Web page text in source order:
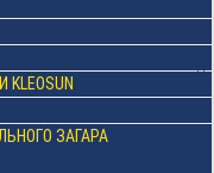
ЗАГАРА